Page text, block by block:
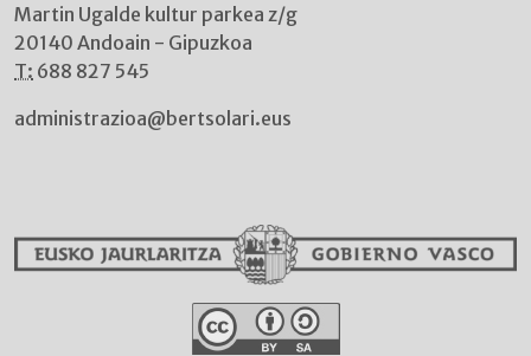
Martin Ugalde kultur parkea z/g
20140 Andoain - Gipuzkoa
T: 688 827 545
administrazioa@bertsolari.eus